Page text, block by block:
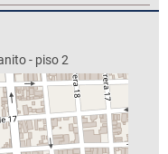
- piso 2